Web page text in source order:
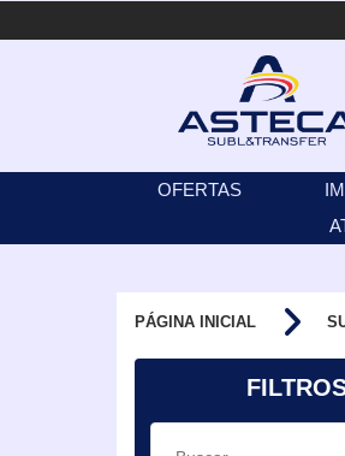
OFERTAS
PÁGINA INICIAL